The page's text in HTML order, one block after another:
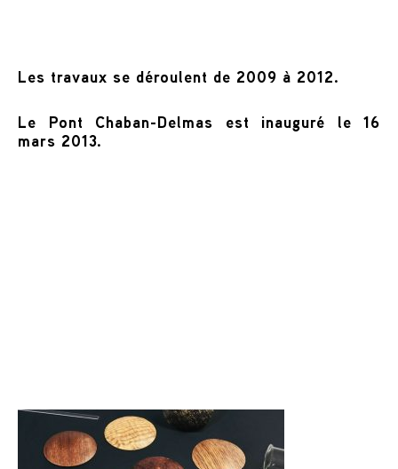
Les travaux se déroulent de 2009 à 2012.
Le Pont Chaban-Delmas est inauguré le 16
mars 2013.
Voir aussi...